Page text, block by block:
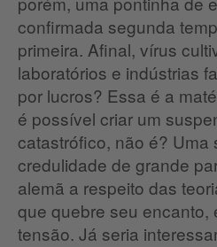
confirmada segunda
primeira. Afinal, vírus
laboratórios e indústrias
por lucros? Essa é a
é possível criar um
catastrófico, não é? Uma
credulidade de grande
alemã a respeito das
que quebre seu encanto,
tensão. Já seria